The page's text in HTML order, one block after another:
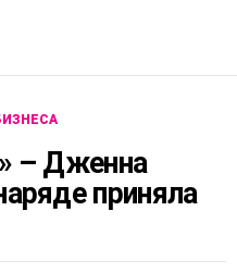
– Дженна
приняла